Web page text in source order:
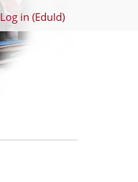
Log in (EduId)